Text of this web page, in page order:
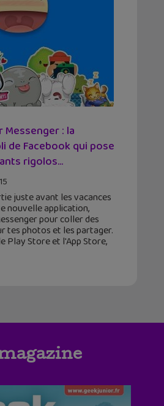
: la
de Facebook qui pose
rigolos...
juste avant les vacances
nouvelle application,
pour coller des
tes photos et les partager.
Play Store et l'App Store,